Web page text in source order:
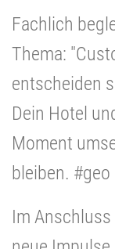
Fachlich
Thema:
entscheiden
Dein Hotel
Moment
bleiben.
Im